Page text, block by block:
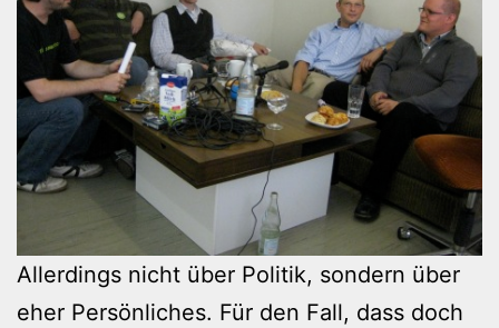
Allerdings nicht über Politik, sondern über
eher Persönliches. Für den Fall, dass doch